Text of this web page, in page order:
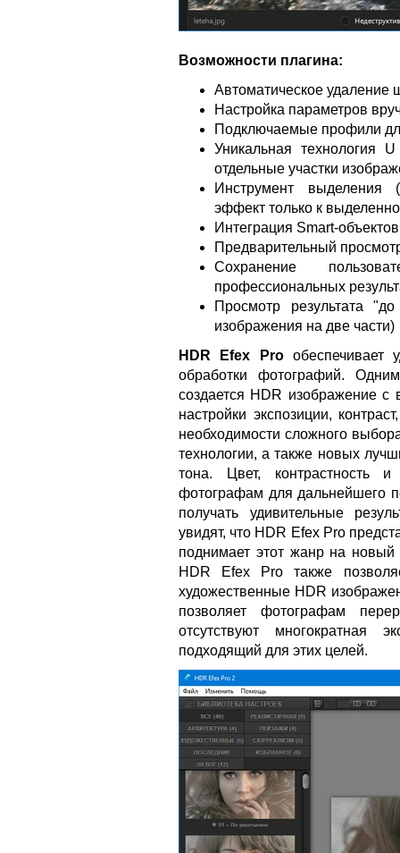
Возможности плагина:
Автоматическое
Настройка параметров
Подключаемые профили
Уникальная технология
отдельные участки
Инструмент выделения
эффект только к
Интеграция Smart-
Предварительный
Сохранение
профессиональных
Просмотр результата
изображения на две части)
HDR Efex Proобеспечивает
обработки фотографий.
создается HDR изображение с
настройки экспозиции,
необходимости сложного
технологии, а также новых
тона. Цвет, контрастность и
фотографам для дальнейшего
получать удивительные
увидят, что HDR Efex Pro
поднимает этот жанр на
HDR Efex Pro также
художественные HDR
позволяет фотографам
отсутствуют многократная
подходящий для этих целей.